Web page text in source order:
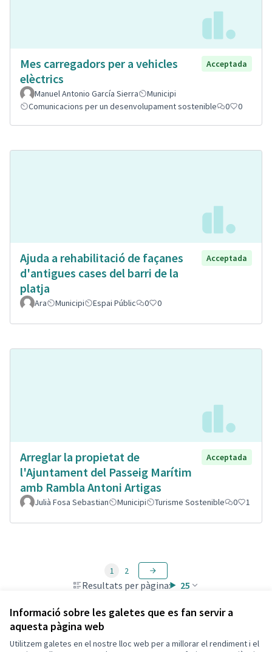
Informació sobre les galetes que es fan servir a
aquesta pàgina web
Utilitzem galetes en el nostre lloc web per a millorar el rendiment i el
Mes carregadors per a vehicles
elèctrics
Acceptada
Manuel Antonio García Sierra
Municipi
Comunicacions per un desenvolupament sostenible
0 0
Ajuda a rehabilitació de façanes
d'antigues cases del barri de la
platja
Acceptada
Ara Municipi Espai Públic 0 0
Arreglar la propietat de
l'Ajuntament del Passeig Marítim
amb Rambla Antoni Artigas
Acceptada
Julià Fosa Sebastian Municipi Turisme Sostenible 0 1
Resultats per pàgina: 25
1 2
Termes i condicions d'ús